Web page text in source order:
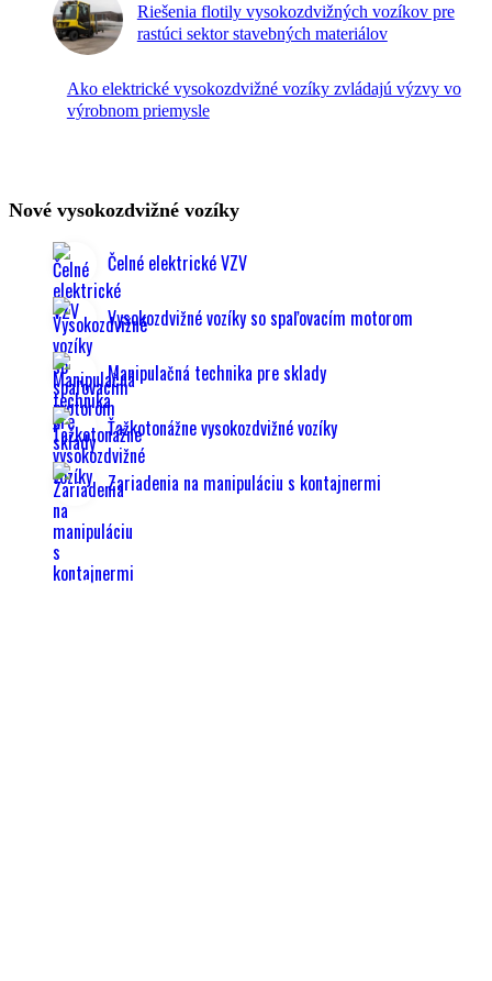
Riešenia flotily vysokozdvižných vozíkov pre
rastúci sektor stavebných materiálov
Ako elektrické vysokozdvižné vozíky zvládajú výzvy vo
výrobnom priemysle
Nové vysokozdvižné vozíky
Čelné elektrické VZV
Vysokozdvižné vozíky so spaľovacím motorom
Manipulačná technika pre sklady
Ťažkotonážne vysokozdvižné vozíky
Zariadenia na manipuláciu s kontajnermi